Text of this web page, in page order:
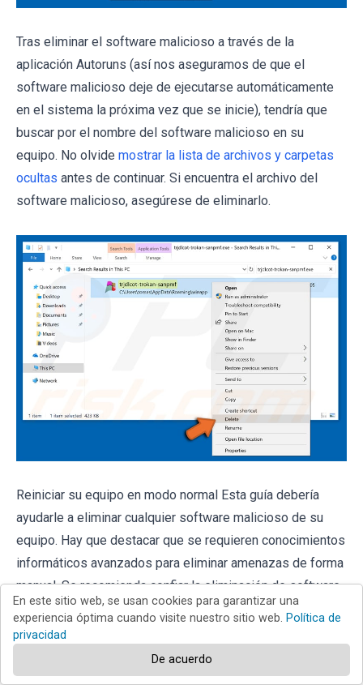
Tras eliminar el software malicioso a través de la
aplicación Autoruns (así nos aseguramos de que el
software malicioso deje de ejecutarse automáticamente
en el sistema la próxima vez que se inicie), tendría que
buscar por el nombre del software malicioso en su
equipo. No olvide mostrar la lista de archivos y carpetas
ocultas antes de continuar. Si encuentra el archivo del
software malicioso, asegúrese de eliminarlo.
Reiniciar su equipo en modo normal Esta guía debería
ayudarle a eliminar cualquier software malicioso de su
equipo. Hay que destacar que se requieren conocimientos
informáticos avanzados para eliminar amenazas de forma
manual. Se recomienda confiar la eliminación de software
malicioso a los programas antivirus o antimalware. Esta
guía podría no ser efectiva si nos encontramos ante una
infección avanzada de software malicioso. Como de
costumbre, lo ideal es prevenir la infección en vez de
En este sitio web, se usan cookies para garantizar una
experiencia óptima cuando visite nuestro sitio web. Política de
privacidad
De acuerdo